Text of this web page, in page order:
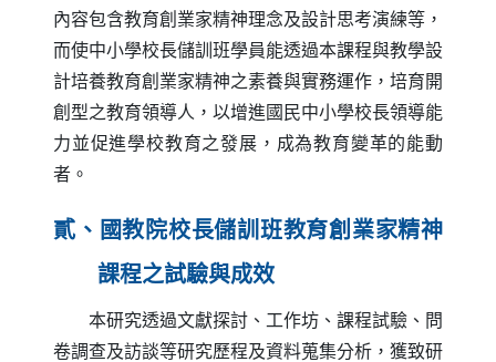
內容包含教育創業家精神理念及設計思考演練等，
而使中小學校長儲訓班學員能透過本課程與教學設
計培養教育創業家精神之素養與實務運作，培育開
創型之教育領導人，以增進國民中小學校長領導能
力並促進學校教育之發展，成為教育變革的能動
者。
貳、國教院校長儲訓班教育創業家精神
課程之試驗與成效
本研究透過文獻探討、工作坊、課程試驗、問
卷調查及訪談等研究歷程及資料蒐集分析，獲致研